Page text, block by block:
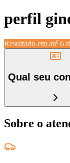
perfil
Resultado em até 6
Qual seu
Sobre o